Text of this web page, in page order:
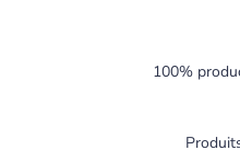
100%